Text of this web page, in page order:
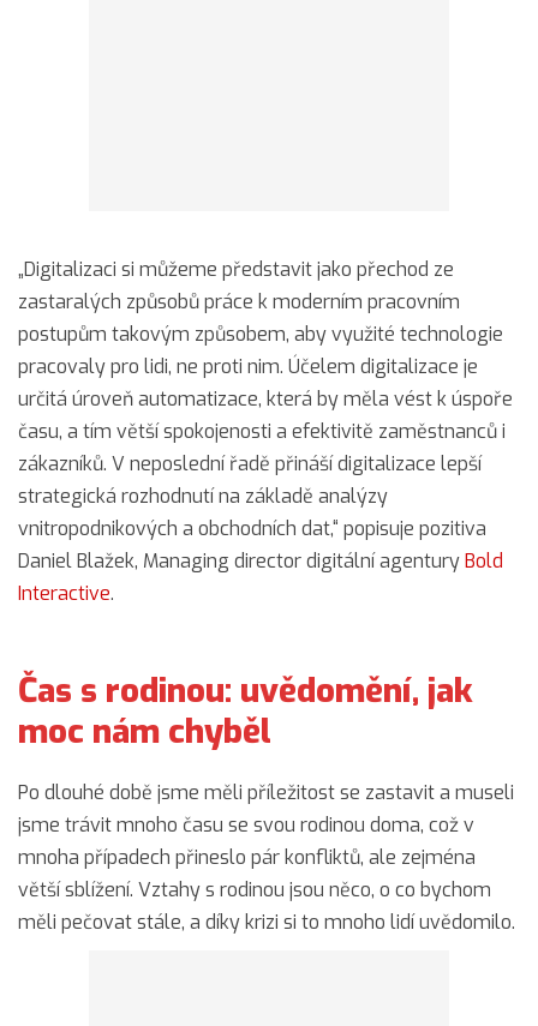
„Digitalizaci si můžeme představit jako přechod ze
zastaralých způsobů práce k moderním pracovním
postupům takovým způsobem, aby využité technologie
pracovaly pro lidi, ne proti nim. Účelem digitalizace je
určitá úroveň automatizace, která by měla vést k úspoře
času, a tím větší spokojenosti a efektivitě zaměstnanců i
zákazníků. V neposlední řadě přináší digitalizace lepší
strategická rozhodnutí na základě analýzy
vnitropodnikových a obchodních dat,“ popisuje pozitiva
Daniel Blažek, Managing director digitální agenturyBold
Interactive.
Čas s rodinou: uvědomění, jak
moc nám chyběl
Po dlouhé době jsme měli příležitost se zastavit a museli
jsme trávit mnoho času se svou rodinou doma, což v
mnoha případech přineslo pár konfliktů, ale zejména
větší sblížení. Vztahy s rodinou jsou něco, o co bychom
měli pečovat stále, a díky krizi si to mnoho lidí uvědomilo.